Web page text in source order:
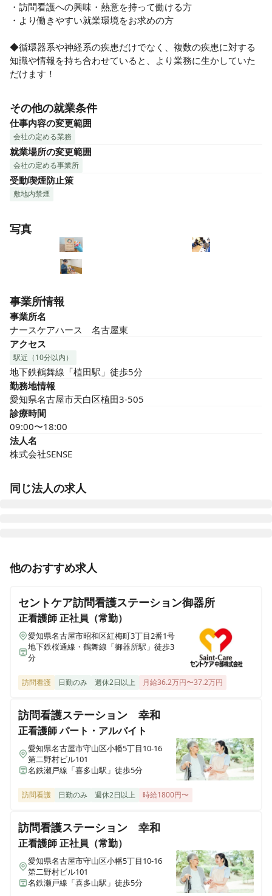
・訪問看護への興味・熱意を持って働ける方
・より働きやすい就業環境をお求めの方
◆循環器系や神経系の疾患だけでなく、複数の疾患に対する
知識や情報を持ち合わせていると、より業務に生かしていた
だけます！
その他の就業条件
仕事内容の変更範囲
会社の定める業務
就業場所の変更範囲
会社の定める事業所
受動喫煙防止策
敷地内禁煙
写真
事業所情報
事業所名
ナースケアハース　名古屋東
アクセス
駅近（10分以内）
地下鉄鶴舞線「植田駅」徒歩5分
勤務地情報
愛知県名古屋市天白区植田3-505
診療時間
09:00〜18:00
法人名
株式会社SENSE
同じ法人の求人
愛知県名古屋市西区貴生町402 Vi I la上小田井壱番館203
チャイルドケアハースアカデミー
愛知県名古屋市天白区池場2-1108
ハースニコ
愛知県名古屋市天白区元八事5-118
他のおすすめ求人
セントケア訪問看護ステーション御器所
正看護師正社員（常勤）
愛知県名古屋市昭和区紅梅町3丁目2番1号
地下鉄桜通線・鶴舞線「御器所駅」徒歩3
分
訪問看護 日勤のみ 週休2日以上 月給36.2万円〜37.2万円
訪問看護ステーション 幸和
正看護師パート・アルバイト
愛知県名古屋市守山区小幡5丁目10-16
第二野村ビル101
名鉄瀬戸線「喜多山駅」徒歩5分
訪問看護 日勤のみ 週休2日以上 時給1800円〜
訪問看護ステーション 幸和
正看護師正社員（常勤）
愛知県名古屋市守山区小幡5丁目10-16
第二野村ビル101
名鉄瀬戸線「喜多山駅」徒歩5分